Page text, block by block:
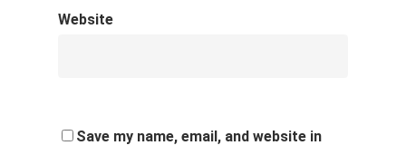
Website
Save my name, email, and website in